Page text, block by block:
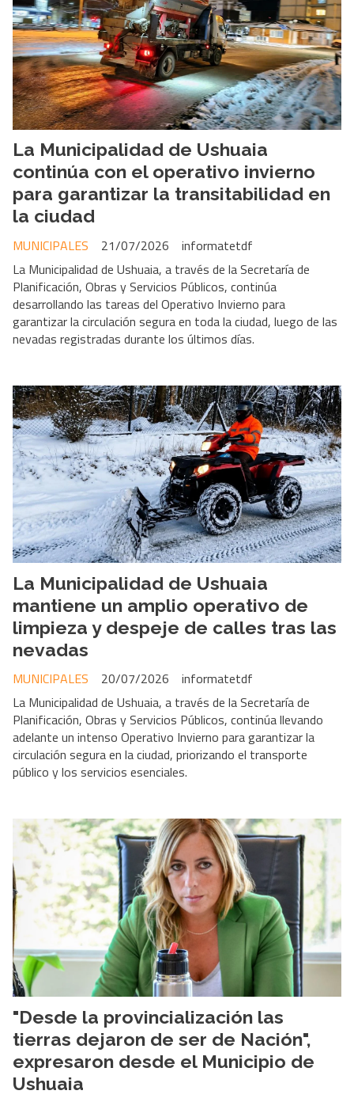
La Municipalidad de Ushuaia
continúa con el operativo invierno
para garantizar la transitabilidad en
la ciudad
informatetdf
MUNICIPALES
21/07/2026
La Municipalidad de Ushuaia, a través de la Secretaría de
Planificación, Obras y Servicios Públicos, continúa
desarrollando las tareas del Operativo Invierno para
garantizar la circulación segura en toda la ciudad, luego de las
nevadas registradas durante los últimos días.
La Municipalidad de Ushuaia
mantiene un amplio operativo de
limpieza y despeje de calles tras las
nevadas
informatetdf
MUNICIPALES
20/07/2026
La Municipalidad de Ushuaia, a través de la Secretaría de
Planificación, Obras y Servicios Públicos, continúa llevando
adelante un intenso Operativo Invierno para garantizar la
circulación segura en la ciudad, priorizando el transporte
público y los servicios esenciales.
"Desde la provincialización las
tierras dejaron de ser de Nación",
expresaron desde el Municipio de
Ushuaia